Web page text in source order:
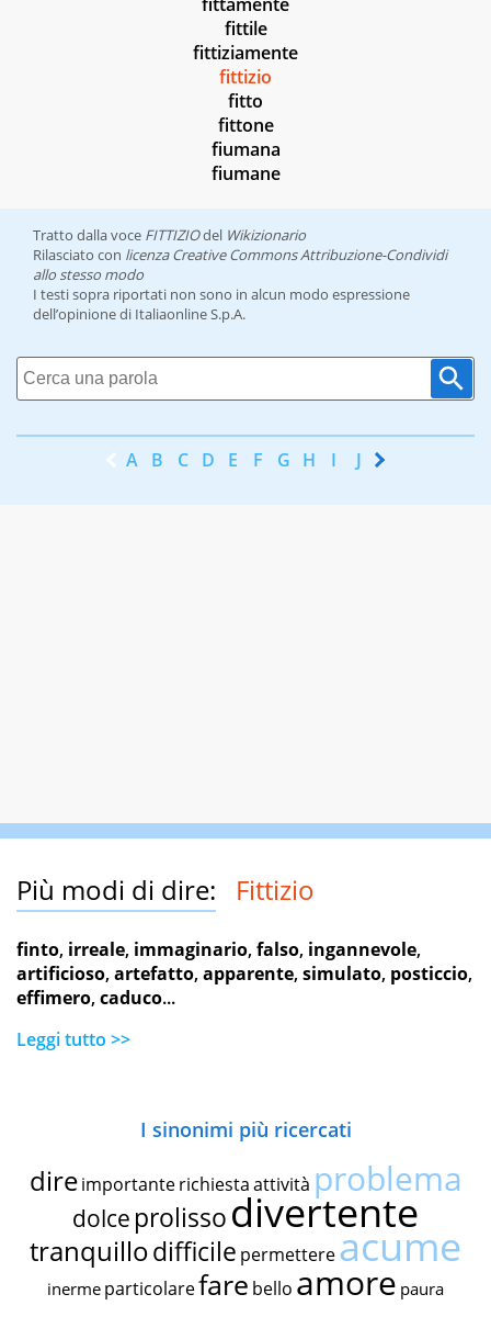
fittile
fittiziamente
fittizio
fitto
fittone
fiumana
fiumane
Tratto dalla voce FITTIZIOdel Wikizionario
Rilasciato con licenza Creative Commons Attribuzione-Condividi
allo stesso modo
I testi sopra riportati non sono in alcun modo espressione
dell’opinione di Italiaonline S.p.A.
A B C D E F G H I J K
Più modi di dire: Fittizio
finto, irreale, immaginario,falso, ingannevole,
artificioso,artefatto,apparente,simulato, posticcio,
effimero,caduco...
Leggi tutto >>
I sinonimi più ricercati
dire importante richiestaattività problema
dolce prolissodivertente
tranquillodifficile permettereacume
inerme particolarefare bello amore paura